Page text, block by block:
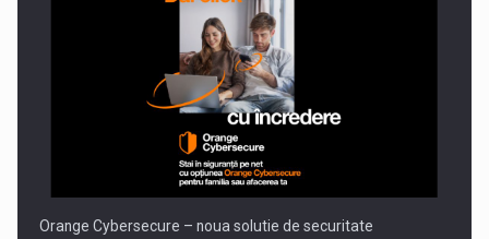
Orange Cybersecure – noua solutie de securitate